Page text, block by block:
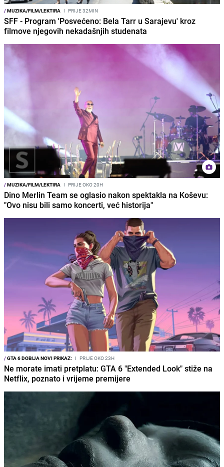
/MUZIKA/FILM/LEKTIRA I PRIJE 32MIN
SFF - Program 'Posvećeno: Bela Tarr u Sarajevu' kroz
filmove njegovih nekadašnjih studenata
/MUZIKA/FILM/LEKTIRA I PRIJE OKO 20H
Dino Merlin Team se oglasio nakon spektakla na Koševu:
"Ovo nisu bili samo koncerti, već historija"
/GTA 6 DOBIJA NOVI PRIKAZ: I PRIJE OKO 23H
Ne morate imati pretplatu: GTA 6 "Extended Look" stiže na
Netflix, poznato i vrijeme premijere